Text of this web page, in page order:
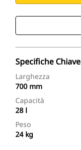
Specifiche Chiave
Larghezza
700 mm
Capacità
28 l
Peso
24 kg